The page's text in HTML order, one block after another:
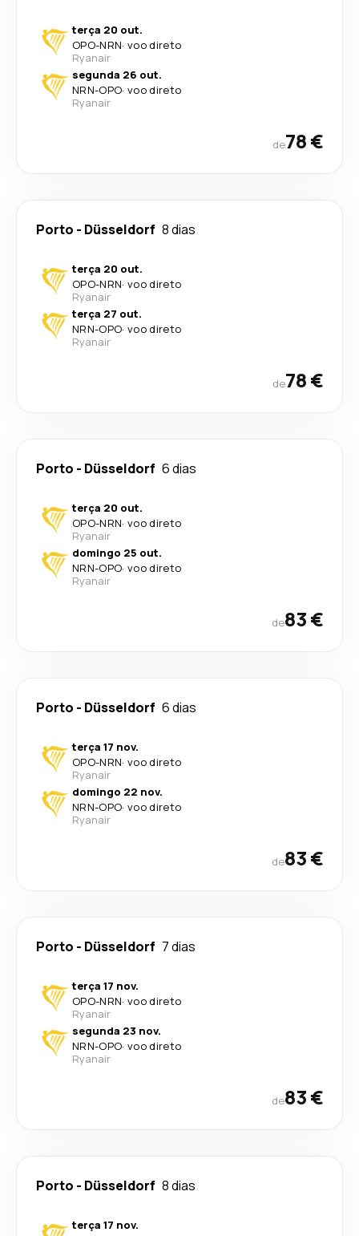
terça 20 out.
OPO-NRN· voo direto
Ryanair
segunda 26 out.
NRN-OPO· voo direto
Ryanair
de78 €
Porto - Düsseldorf 8 dias
terça 20 out.
OPO-NRN· voo direto
Ryanair
terça 27 out.
NRN-OPO· voo direto
Ryanair
de78 €
Porto - Düsseldorf 6 dias
terça 20 out.
OPO-NRN· voo direto
Ryanair
domingo 25 out.
NRN-OPO· voo direto
Ryanair
de83 €
Porto - Düsseldorf 6 dias
terça 17 nov.
OPO-NRN· voo direto
Ryanair
domingo 22 nov.
NRN-OPO· voo direto
Ryanair
de83 €
Porto - Düsseldorf 7 dias
terça 17 nov.
OPO-NRN· voo direto
Ryanair
segunda 23 nov.
NRN-OPO· voo direto
Ryanair
de83 €
Porto - Düsseldorf 8 dias
terça 17 nov.